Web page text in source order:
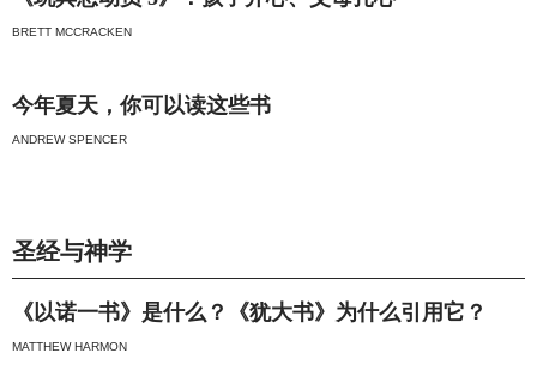
BRETT MCCRACKEN
今年夏天，你可以读这些书
ANDREW SPENCER
圣经与神学
《以诺一书》是什么？《犹大书》为什么引用它？
MATTHEW HARMON